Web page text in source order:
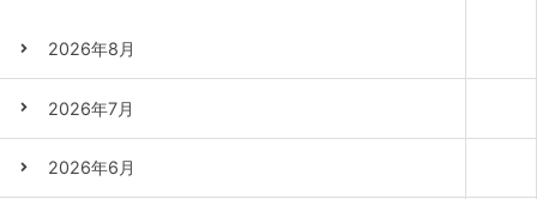
2026年8月
2026年7月
2026年6月